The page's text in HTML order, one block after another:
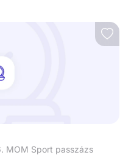
MOM Sport passzázs